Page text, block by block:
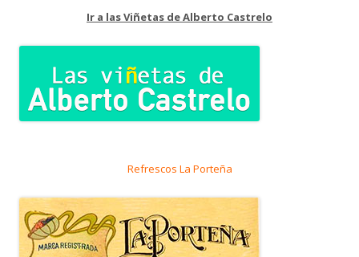
Ir a las Viñetas de Alberto Castrelo
Refrescos La Porteña